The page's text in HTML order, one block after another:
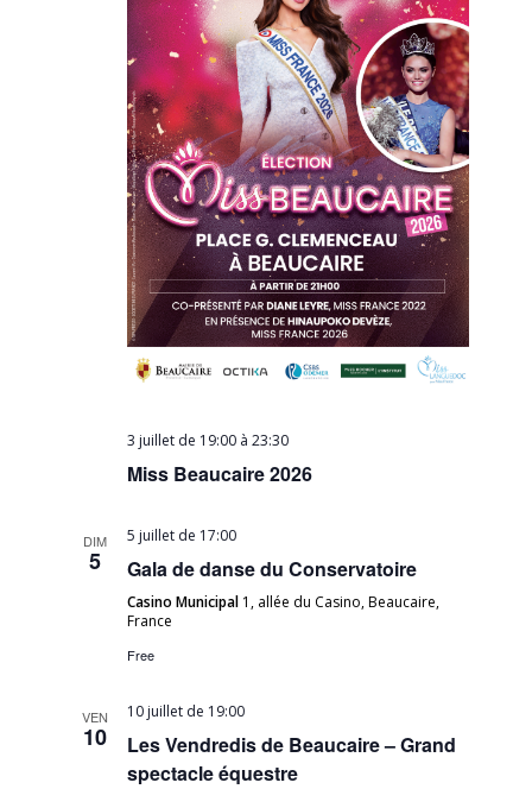
3 juillet de 19:00 à23:30
Miss Beaucaire 2026
DIM
5
5 juillet de 17:00
Gala de danse du Conservatoire
Casino Municipal 1, allée du Casino, Beaucaire,
France
Free
VEN
10
10 juillet de 19:00
Les Vendredis de Beaucaire – Grand
spectacle équestre